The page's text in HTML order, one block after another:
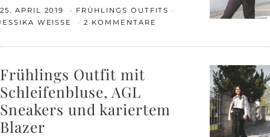
25. APRIL 2019
FRÜHLINGS OUTFITS
WEISSE
2 KOMMENTARE
Frühlings Outfit mit
Schleifenbluse, AGL
Sneakers und kariertem
Blazer